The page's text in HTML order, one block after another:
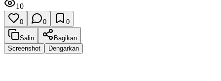
10
0 0 0
Salin
Bagikan
Screenshot
Dengarkan